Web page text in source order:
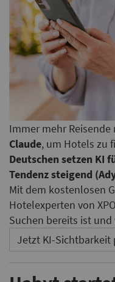
Immer mehr Reisende
Claude, um Hotels zu
Deutschen setzen KI
Tendenz steigend
Mit dem kostenlosen
Hotelexperten von
Suchen bereits ist
Jetzt KI-Sichtbarkeit